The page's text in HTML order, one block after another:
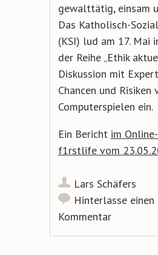
gewalttätig, einsam
Das Katholisch-
(KSI) lud am 17. Mai
der Reihe „Ethik
Diskussion mit
Chancen und Risiken
Computerspielen ein.
Ein Bericht im
f1rstlife vom
Lars Schäfers
Hinterlasse einen
Kommentar